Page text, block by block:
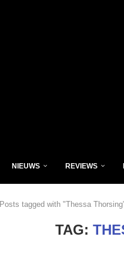
NIEUWS REVIEWS
Posts tagged with "Thessa
TAG: